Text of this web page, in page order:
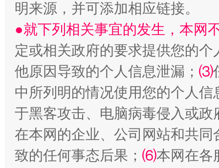
揭批美国五大"原罪" "炒
明来源，并可添加相应链接。
●就下列相关事宜的发生，本网
定或相关政府的要求提供您的个
他原因导致的个人信息泄漏； ⑶
中所列明的情况使用您的个人
于黑客攻击、电脑病毒侵入或
在本网的企业、公司网站和共
致的任何事态后果； ⑹本网在各